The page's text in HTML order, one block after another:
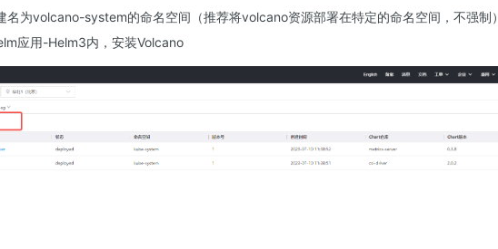
名为volcano-system的命名空间（推荐将volcano资源部署在特定的命名空间，不强制）
应用-Helm3内，安装Volcano